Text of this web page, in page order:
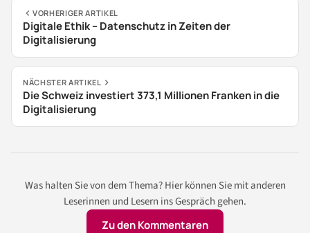
VORHERIGER ARTIKEL
Digitale Ethik – Datenschutz in Zeiten der
Digitalisierung
NÄCHSTER ARTIKEL
Die Schweiz investiert 373,1 Millionen Franken in die
Digitalisierung
Was halten Sie von dem Thema? Hier können Sie mit anderen
Leserinnen und Lesern ins Gespräch gehen.
Zu den Kommentaren